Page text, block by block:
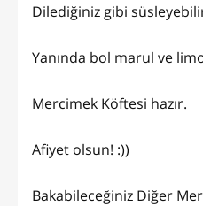
Dilediğiniz gibi
Yanında bol marul ve
Mercimek Köftesi hazır.
Afiyet olsun! :))
Bakabileceğiniz Diğer